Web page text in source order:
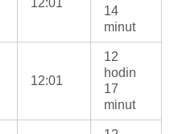
12:01
14
minut
12:01
12
hodin
17
minut